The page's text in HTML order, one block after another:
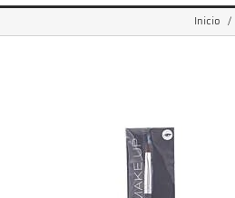
Inicio /